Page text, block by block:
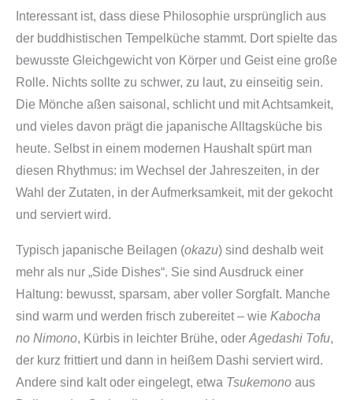
Interessant ist, dass diese Philosophie ursprünglich aus
der buddhistischen Tempelküche stammt. Dort spielte das
bewusste Gleichgewicht von Körper und Geist eine große
Rolle. Nichts sollte zu schwer, zu laut, zu einseitig sein.
Die Mönche aßen saisonal, schlicht und mit Achtsamkeit,
und vieles davon prägt die japanische Alltagsküche bis
heute. Selbst in einem modernen Haushalt spürt man
diesen Rhythmus: im Wechsel der Jahreszeiten, in der
Wahl der Zutaten, in der Aufmerksamkeit, mit der gekocht
und serviert wird.
Typisch japanische Beilagen (okazu) sind deshalb weit
mehr als nur „Side Dishes“. Sie sind Ausdruck einer
Haltung: bewusst, sparsam, aber voller Sorgfalt. Manche
sind warm und werden frisch zubereitet – wie Kabocha
no Nimono, Kürbis in leichter Brühe, oder Agedashi Tofu,
der kurz frittiert und dann in heißem Dashi serviert wird.
Andere sind kalt oder eingelegt, etwa Tsukemono aus